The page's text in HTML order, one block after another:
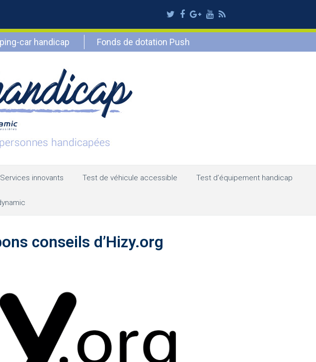
Twitter
Facebook
Google
Plus
Youtube
RSS
car handicap Fonds de dotation Push
Services innovants Test de véhicule accessible Test d’équipement handicap
conseils d’Hizy.org